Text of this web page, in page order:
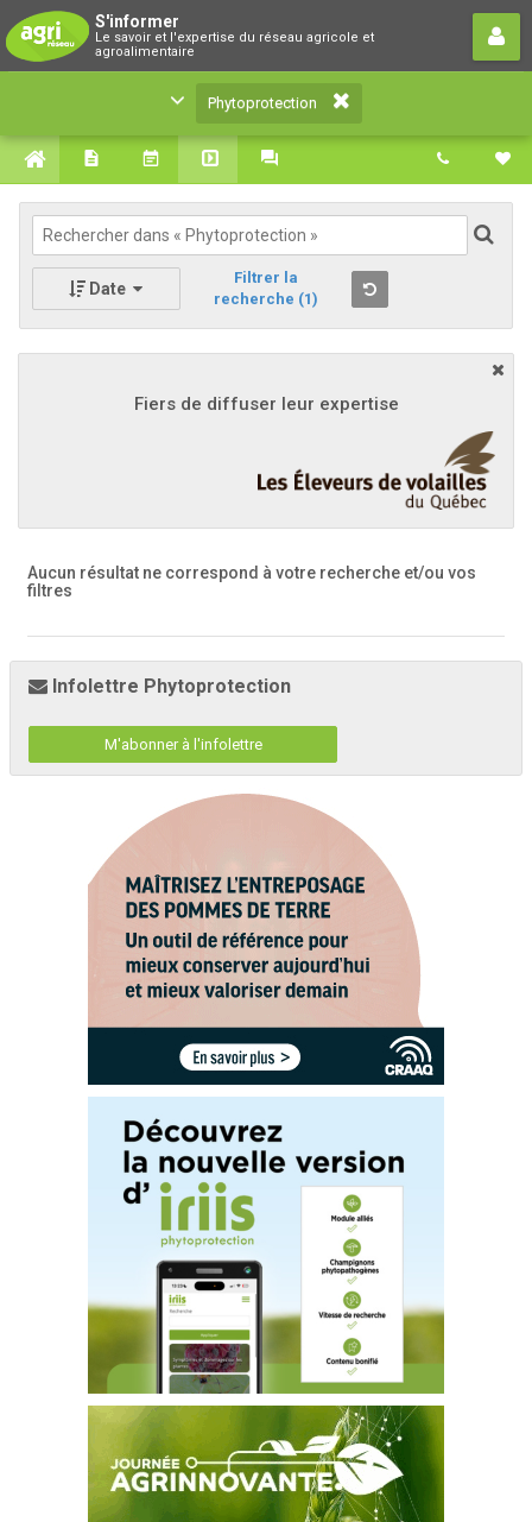
S'informer
Le savoir et l'expertise du réseau agricole et
agroalimentaire
Phytoprotection
Le savoir et l'expertise du réseau agricole et
agroalimentaire
Phytoprotection
Date
Filtrer la
recherche (1)
Fiers de diffuser leur expertise
Aucun résultat ne correspond à votre recherche et/ou vos
filtres
Infolettre Phytoprotection
M'abonner à l'infolettre